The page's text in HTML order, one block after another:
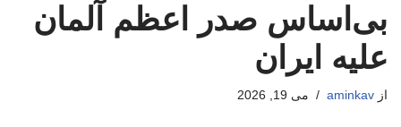
بی‌اساس صدر اعظم آلمان
علیه ایران
از aminkav می 19, 2026